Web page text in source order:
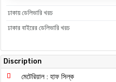
ঢাকায় ডেলিভারি খরচ
ঢাকার বাইরের ডেলিভারি খরচ
Discription
মেটেরিয়াল : হাফ সিল্ক